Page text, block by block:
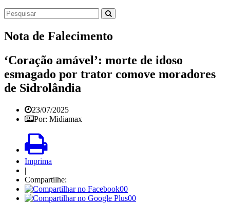
Nota de Falecimento
‘Coração amável’: morte de idoso
esmagado por trator comove moradores
de Sidrolândia
23/07/2025
Por: Midiamax
Imprima
|
Compartilhe:
00
00